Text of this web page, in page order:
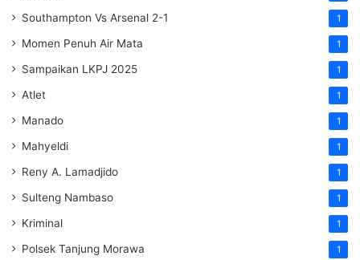
Southampton Vs Arsenal 2-1 1
Momen Penuh Air Mata 1
Sampaikan LKPJ 2025 1
Atlet 1
Manado 1
Mahyeldi 1
Reny A. Lamadjido 1
Sulteng Nambaso 1
Kriminal 1
Polsek Tanjung Morawa 1